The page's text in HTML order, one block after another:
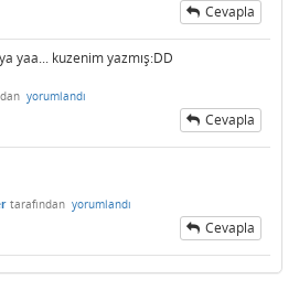
Cevapla
yaa... kuzenim yazmış:DD
yorumlandı
Cevapla
tarafından yorumlandı
Cevapla